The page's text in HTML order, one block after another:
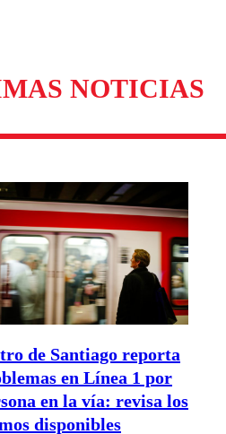
NOTICIAS
de Santiago reporta
en Línea 1 por
en la vía: revisa los
disponibles